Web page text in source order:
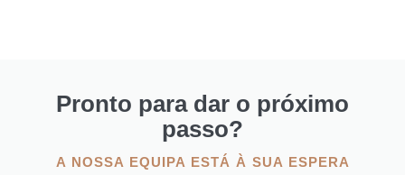
Pronto para dar o próximo
passo?
A NOSSA EQUIPA ESTÁ À SUA ESPERA